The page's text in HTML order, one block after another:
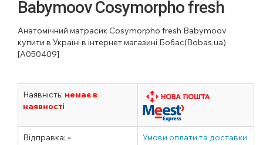
Babymoov Cosymorpho fresh
Анатомічний матрасик Cosymorpho fresh Babymoov
купити в Україні в інтернет магазині Бобас(Bobas.ua)
[A050409]
Наявність: немає в
наявності
Відправка: - Умови оплати та доставки